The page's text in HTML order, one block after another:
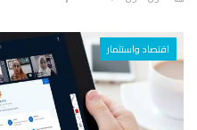
اقتصاد واستثمار